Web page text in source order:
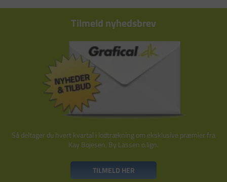
Tilmeld nyhedsbrev
Så deltager du hvert kvartal i lodtrækning om eksklusive præmier fra
Kay Bojesen, By Lassen o.lign.
TILMELD HER